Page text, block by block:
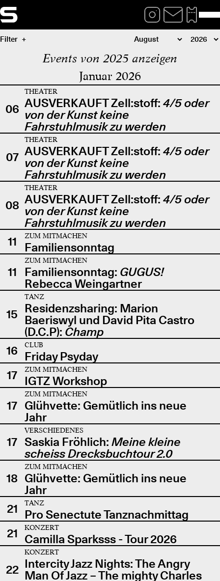
Filter
Events von 2025 anzeigen
Januar 2026
06
THEATER
AUSVERKAUFT Zell:stoff: 4/5 oder
von der Kunst keine
Fahrstuhlmusik zu werden
07
THEATER
AUSVERKAUFT Zell:stoff: 4/5 oder
von der Kunst keine
Fahrstuhlmusik zu werden
08
THEATER
AUSVERKAUFT Zell:stoff: 4/5 oder
von der Kunst keine
Fahrstuhlmusik zu werden
11
ZUM MITMACHEN
Familiensonntag
11
ZUM MITMACHEN
Familiensonntag: GUGUS!
Rebecca Weingartner
15
TANZ
Residenzsharing: Marion
Baeriswyl und David Pita Castro
(D.C.P): Champ
16
CLUB
Friday Psyday
17
ZUM MITMACHEN
IGTZ Workshop
17
ZUM MITMACHEN
Glühvette: Gemütlich ins neue
Jahr
17
VERSCHIEDENES
Saskia Fröhlich: Meine kleine
scheiss Drecksbuchtour 2.0
18
ZUM MITMACHEN
Glühvette: Gemütlich ins neue
Jahr
21
TANZ
Pro Senectute Tanznachmittag
21
KONZERT
Camilla Sparksss - Tour 2026
22
KONZERT
Intercity Jazz Nights: The Angry
Man Of Jazz – The mighty Charles